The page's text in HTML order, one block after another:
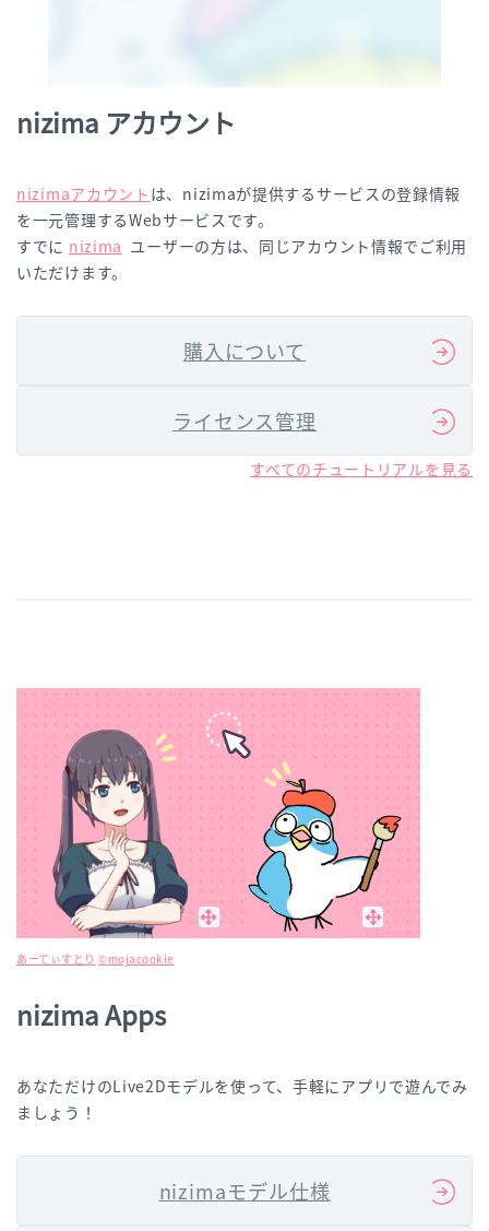
nizima アカウント
nizimaアカウント は、nizimaが提供するサービスの登録情報
を一元管理するWebサービスです。
すでに nizima ユーザーの方は、同じアカウント情報でご利用
いただけます。
購入について
ライセンス管理
すべてのチュートリアルを見る
あーてぃすとり ©mojacookie
nizima Apps
あなただけのLive2Dモデルを使って、手軽にアプリで遊んでみ
ましょう！
nizimaモデル仕様